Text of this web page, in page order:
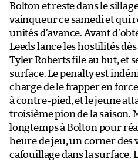
Bolton et reste dans le
vainqueur ce samedi et qui
unités d’avance. Avant
Leeds lance les hostilités
Tyler Roberts file au but, et
surface. Le penalty est
charge de le frapper en
à contre-pied, et le jeune
troisième pion de la saison.
longtemps à Bolton pour
heure de jeu, un corner des
cafouillage dans la surface.